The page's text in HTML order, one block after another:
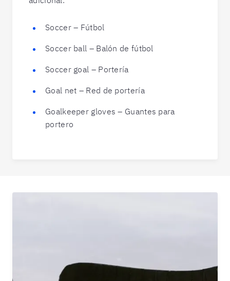
Soccer – Fútbol
Soccer ball – Balón de fútbol
Soccer goal – Portería
Goal net – Red de portería
Goalkeeper gloves – Guantes para
portero